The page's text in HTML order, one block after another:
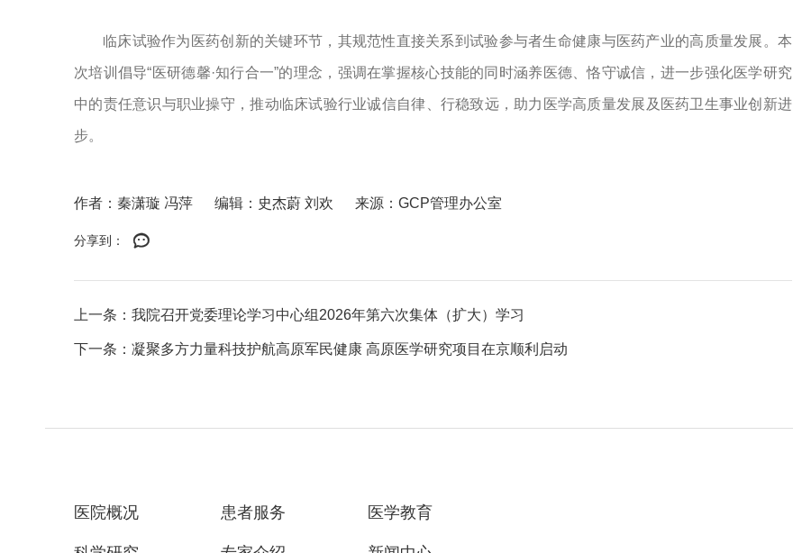
临床试验作为医药创新的关键环节，其规范性直接关系到试验参与者生命健康与医药产业的高质量发展。本
次培训倡导“医研德馨·知行合一”的理念，强调在掌握核心技能的同时涵养医德、恪守诚信，进一步强化医学研究
中的责任意识与职业操守，推动临床试验行业诚信自律、行稳致远，助力医学高质量发展及医药卫生事业创新进
步。
作者：秦潇璇 冯萍 编辑：史杰蔚 刘欢 来源：GCP管理办公室
分享到：
上一条：我院召开党委理论学习中心组2026年第六次集体（扩大）学习
下一条：凝聚多方力量科技护航高原军民健康 高原医学研究项目在京顺利启动
医院概况 患者服务 医学教育